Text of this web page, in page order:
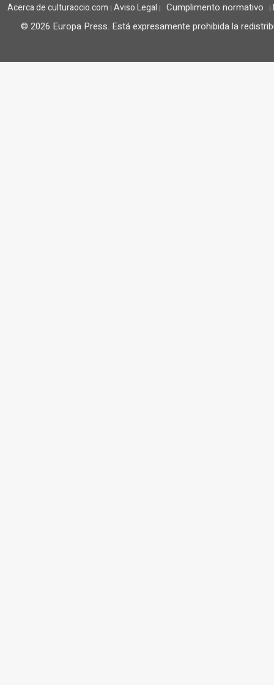
Acerca de culturaocio.com | Aviso Legal | Cumplimento normativo |
© 2026 Europa Press. Está expresamente prohibida la